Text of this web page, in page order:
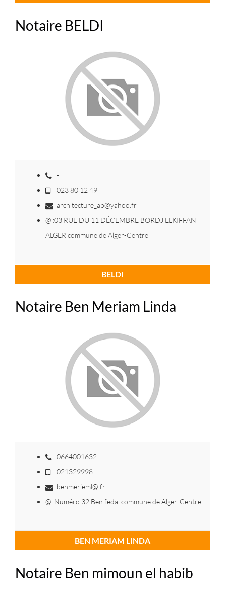
Notaire BELDI
-
023 80 12 49
architecture_ab@yahoo.fr
@ :03 RUE DU 11 DÉCEMBRE BORDJ ELKIFFAN
ALGER commune de Alger-Centre
BELDI
Notaire Ben Meriam Linda
0664001632
021329998
benmerieml@.fr
@ :Numéro 32 Ben feda. commune de Alger-Centre
BEN MERIAM LINDA
Notaire Ben mimoun el habib